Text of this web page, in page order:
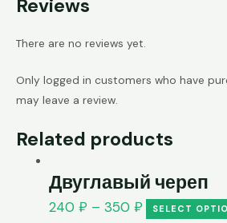
Reviews
There are no reviews yet.
Only logged in customers who have
may leave a review.
Related products
Двуглавый череп
240₽ –350₽ SELECT